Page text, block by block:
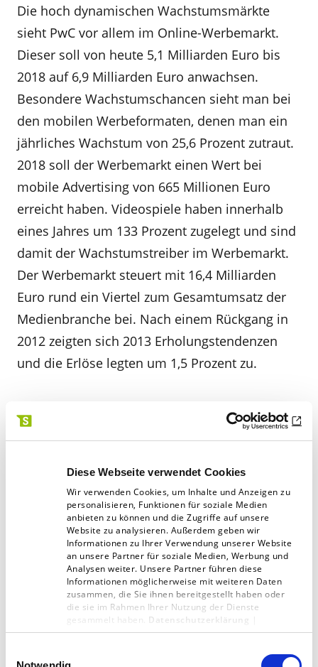
Diese Webseite verwendet Cookies
Wir verwenden Cookies, um Inhalte und Anzeigen zu
personalisieren, Funktionen für soziale Medien
anbieten zu können und die Zugriffe auf unsere
Website zu analysieren. Außerdem geben wir
Informationen zu Ihrer Verwendung unserer Website
an unsere Partner für soziale Medien, Werbung und
Analysen weiter. Unsere Partner führen diese
Informationen möglicherweise mit weiteren Daten
zusammen, die Sie ihnen bereitgestellt haben oder
die sie im Rahmen Ihrer Nutzung der Dienste
gesammelt haben. Datenschutzerklärung
Impressum
Die hoch dynamischen Wachstumsmärkte
sieht PwC vor allem im Online-Werbemarkt.
Dieser soll von heute 5,1 Milliarden Euro bis
2018 auf 6,9 Milliarden Euro anwachsen.
Besondere Wachstumschancen sieht man bei
den mobilen Werbeformaten, denen man ein
jährliches Wachstum von 25,6 Prozent zutraut.
2018 soll der Werbemarkt einen Wert bei
mobile Advertising von 665 Millionen Euro
erreicht haben. Videospiele haben innerhalb
eines Jahres um 133 Prozent zugelegt und sind
damit der Wachstumstreiber im Werbemarkt.
Der Werbemarkt steuert mit 16,4 Milliarden
Euro rund ein Viertel zum Gesamtumsatz der
Medienbranche bei. Nach einem Rückgang in
2012 zeigten sich 2013 Erholungstendenzen
und die Erlöse legten um 1,5 Prozent zu.
Medienkonsumenten ausgegeben, das waren
Euro entfallen dabei auf mobile und stationäre
Internetzugänge, die mit 4,7 Prozent zulegten.
Hier rechnen die PwC- Experten allerdings mit
einer Abschwächung. „Die Mehrheit der
Verbraucher ist mit hochwertigen Endgeräten
ausgestattet und viele verfügen über einen
Breitbandanschluss. „Das sind gute